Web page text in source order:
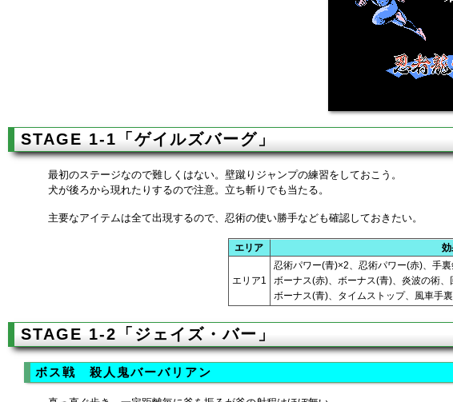
STAGE 1-1「ゲイルズバーグ」
最初のステージなので難しくはない。壁蹴りジャンプの練習をしておこう。
犬が後ろから現れたりするので注意。立ち斬りでも当たる。
主要なアイテムは全て出現するので、忍術の使い勝手なども確認しておきたい。
エリア 効
エリア1
忍術パワー(青)×2、忍術パワー(赤)、手
ボーナス(赤)、ボーナス(青)、炎波の術
ボーナス(青)、タイムストップ、風車手
STAGE 1-2「ジェイズ・バー」
ボス戦 殺人鬼バーバリアン